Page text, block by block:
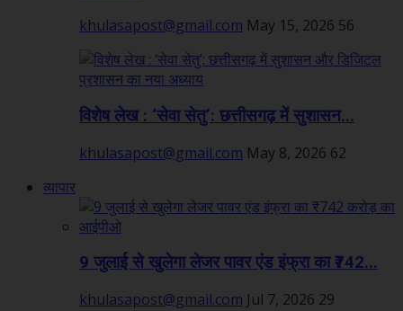
khulasapost@gmail.com May 15, 2026 56
विशेष लेख : ‘सेवा सेतु’: छत्तीसगढ़ में सुशासन...
khulasapost@gmail.com May 8, 2026 62
व्यापार
9 जुलाई से खुलेगा लेजर पावर एंड इंफ्रा का ₹742...
khulasapost@gmail.com Jul 7, 2026 29